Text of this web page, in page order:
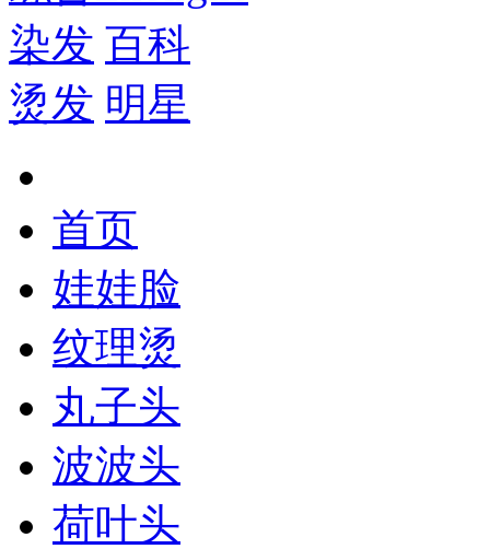
染发 百科
烫发 明星
首页
娃娃脸
纹理烫
丸子头
波波头
荷叶头